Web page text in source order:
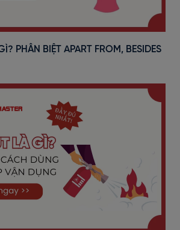
PHÂN BIỆT APART FROM, BESIDES